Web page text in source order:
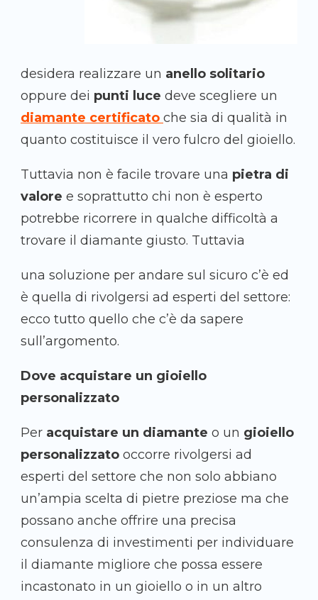
desidera realizzare un anello solitario
oppure dei punti luce deve scegliere un
diamante certificato che sia di qualità in
quanto costituisce il vero fulcro del gioiello.
Tuttavia non è facile trovare una pietra di
valore e soprattutto chi non è esperto
potrebbe ricorrere in qualche difficoltà a
trovare il diamante giusto. Tuttavia
una soluzione per andare sul sicuro c’è ed
è quella di rivolgersi ad esperti del settore:
ecco tutto quello che c’è da sapere
sull’argomento.
Dove acquistare un gioiello
personalizzato
Per acquistare un diamante o un gioiello
personalizzato occorre rivolgersi ad
esperti del settore che non solo abbiano
un’ampia scelta di pietre preziose ma che
possano anche offrire una precisa
consulenza di investimenti per individuare
il diamante migliore che possa essere
incastonato in un gioiello o in un altro